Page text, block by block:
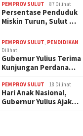
PEMPROV SULUT 87 Dilihat
Persentase Penduduk
Miskin Turun, Sulut …
PEMPROV SULUT, PENDIDIKAN
Dilihat
Gubernur Yulius Terima
Kunjungan Perdana…
PEMPROV SULUT 18 Dilihat
Hari Anak Nasional,
Gubernur Yulius Ajak…